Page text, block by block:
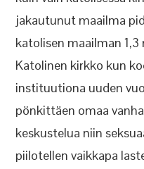
jakautunut maailma
katolisen maailman
Katolinen kirkko kun
instituutiona uuden
pönkittäen omaa
keskustelua niin
piilotellen vaikkapa